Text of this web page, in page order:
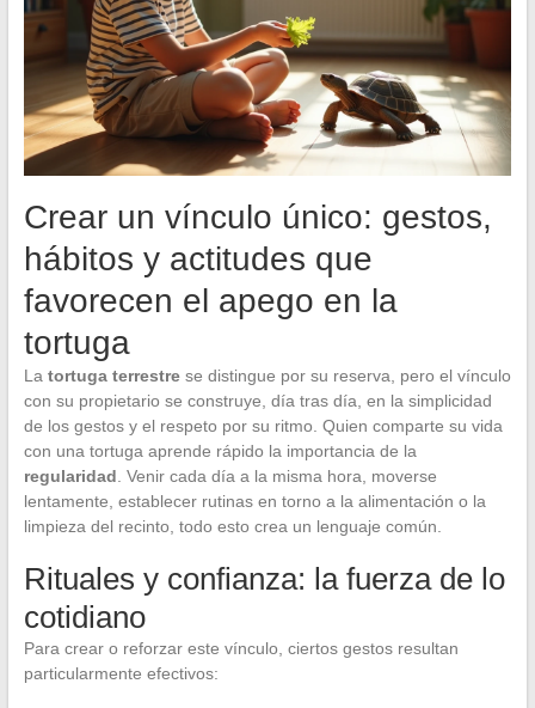
Crear un vínculo único: gestos,
hábitos y actitudes que
favorecen el apego en la
tortuga
La tortuga terrestrese distingue por su reserva, pero el vínculo
con su propietario se construye, día tras día, en la simplicidad
de los gestos y el respeto por su ritmo. Quien comparte su vida
con una tortuga aprende rápido la importancia de la
regularidad . Venir cada día a la misma hora, moverse
lentamente, establecer rutinas en torno a la alimentación o la
limpieza del recinto, todo esto crea un lenguaje común.
Rituales y confianza: la fuerza de lo
cotidiano
Para crear o reforzar este vínculo, ciertos gestos resultan
particularmente efectivos: